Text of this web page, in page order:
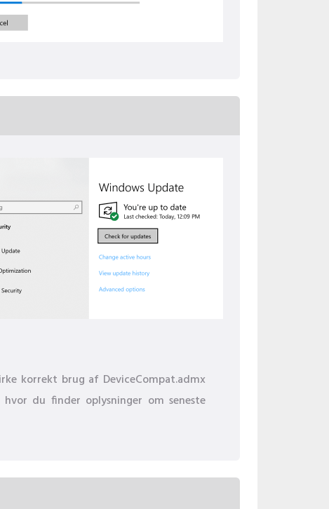
korrekt brug af DeviceCompat.admx
du finder oplysninger om seneste